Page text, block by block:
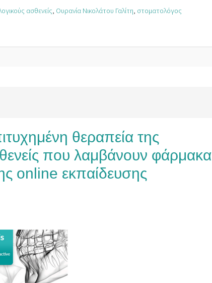
ασθενείς, Ουρανία Νικολάτου Γαλίτη, στοματολόγος
θεραπεία της
που λαμβάνουν φάρμακα
online εκπαίδευσης